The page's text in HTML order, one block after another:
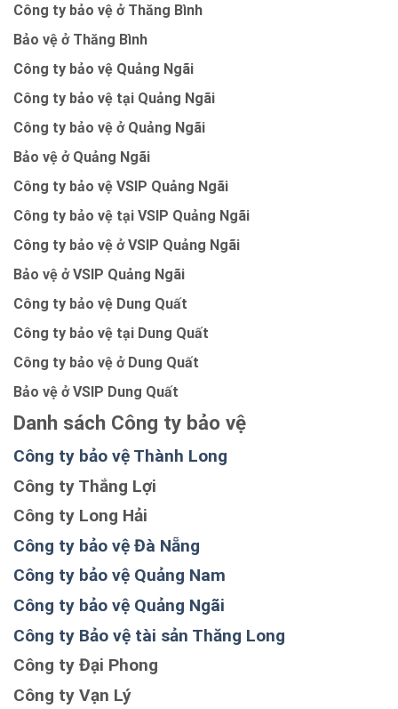
Công ty bảo vệ ở Thăng Bình
Bảo vệ ở Thăng Bình
Công ty bảo vệ Quảng Ngãi
Công ty bảo vệ tại Quảng Ngãi
Công ty bảo vệ ở Quảng Ngãi
Bảo vệ ở Quảng Ngãi
Công ty bảo vệ VSIP Quảng Ngãi
Công ty bảo vệ tại VSIP Quảng Ngãi
Công ty bảo vệ ở VSIP Quảng Ngãi
Bảo vệ ở VSIP Quảng Ngãi
Công ty bảo vệ Dung Quất
Công ty bảo vệ tại Dung Quất
Công ty bảo vệ ở Dung Quất
Bảo vệ ở VSIP Dung Quất
Danh sách Công ty bảo vệ
Công ty bảo vệ Thành Long
Công ty Thắng Lợi
Công ty Long Hải
Công ty bảo vệ Đà Nẵng
Công ty bảo vệ Quảng Nam
Công ty bảo vệ Quảng Ngãi
Công ty Bảo vệ tài sản Thăng Long
Công ty Đại Phong
Công ty Vạn Lý